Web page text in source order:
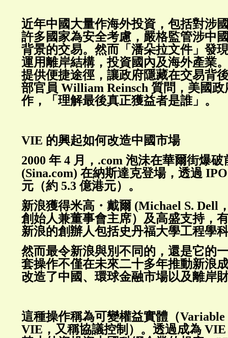
近年中國大量作海外投資，包括對涉
許多國家為安全考慮，嚴格監管涉中
背景的交易。然而「潘朵拉文件」發
運用離岸結構，投資國內及海外產業
提供便捷途徑，讓政府隱藏在交易背
部官員 William Reinsch 質問，美國
作，「理解最後真正獲益者是誰」。
VIE 的興起如何改造中國市場
2000 年 4 月，.com 泡沬在華爾街爆
(Sina.com) 在納斯達克登場，透過
元（約 5.3 億港元）。
新浪獲得米高・戴爾 (Michael S. Dell
創始人兼董事會主席）及高盛支持，
新浪的創辦人包括史丹福大學工程學
然而最令新浪與別不同的，還是它的
套操作不僅在未來二十多年推動新浪
改造了中國、環球金融市場以及離岸
這種操作稱為可變權益實體（
VIE，又稱協議控制）。透過成為